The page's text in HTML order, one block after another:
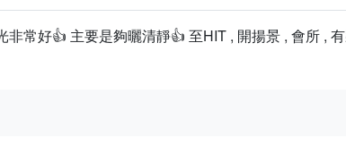
常好👍 主要是夠曬清靜👍 至HIT , 開揚景 , 會所 ,